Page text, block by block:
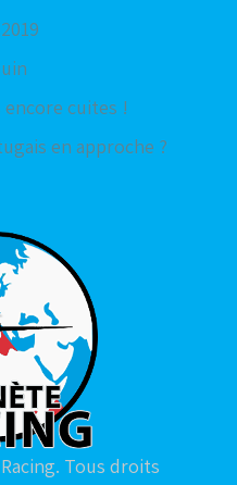
cuites !
en approche ?
Tous droits